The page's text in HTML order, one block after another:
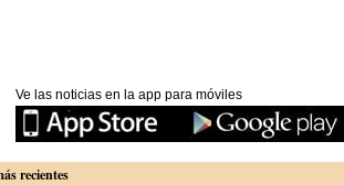
Ve las noticias en la app para móviles
recientes